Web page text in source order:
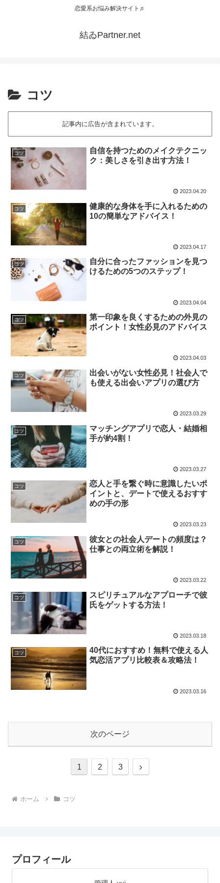
恋愛系お悩み解決サイト♬
結ゐPartner.net
コツ
記事内に広告が含まれています。
コツ
自信を持つためのメイクテクニッ
ク：美しさを引き出す方法！
2023.04.20
コツ
健康的な身体を手に入れるための
10の簡単なアドバイス！
2023.04.17
コツ
自分に合ったファッションを見つ
けるための5つのステップ！
2023.04.04
コツ
第一印象を良くするための外見の
ポイント！女性必見のアドバイス
2023.04.03
コツ
出会いがない女性必見！社会人で
も使える出会いアプリの選び方
2023.03.29
コツ
マッチングアプリで恋人・結婚相
手が約4割！
2023.03.27
コツ
恋人と手を繋ぐ時に意識したいポ
イントと、デートで使えるおすす
めの手の形
2023.03.23
コツ
彼女との社会人デートの頻度は？
仕事との両立術を解説！
2023.03.22
コツ
スピリチュアルなアプローチで彼
氏をゲットする方法！
2023.03.18
コツ
40代におすすめ！無料で使える人
気恋活アプリ比較表＆攻略法！
2023.03.16
次のページ
1 2 3
次
ホーム コツ
プロフィール